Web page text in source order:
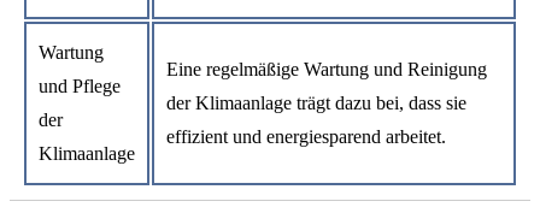
Wartung
und Pflege
der
Klimaanlage
Eine regelmäßige Wartung und Reinigung
der Klimaanlage trägt dazu bei, dass sie
effizient und energiesparend arbeitet.